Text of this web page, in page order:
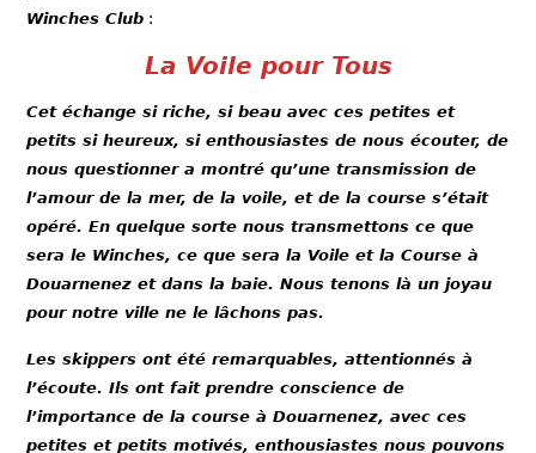
Winches Club :
La Voile pour Tous
Cet échange si riche, si beau avec ces petites et
petits si heureux, si enthousiastes de nous écouter, de
nous questionner a montré qu’une transmission de
l’amour de la mer, de la voile, et de la course s’était
opéré. En quelque sorte nous transmettons ce que
sera le Winches, ce que sera la Voile et la Course à
Douarnenez et dans la baie. Nous tenons là un joyau
pour notre ville ne le lâchons pas.
Les skippers ont été remarquables, attentionnés à
l’écoute. Ils ont fait prendre conscience de
l’importance de la course à Douarnenez, avec ces
petites et petits motivés, enthousiastes nous pouvons